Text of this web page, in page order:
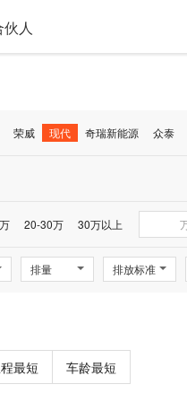
人
荣威 现代 奇瑞新能源 众泰
20-30万 30万以上
排量 排放标准
最短 车龄最短